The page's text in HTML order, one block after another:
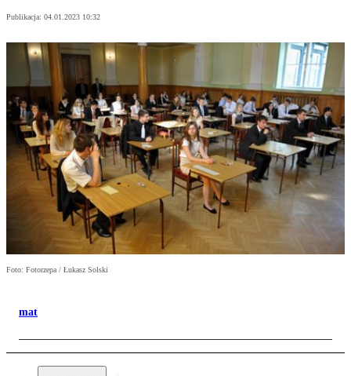
Publikacja: 04.01.2023 10:32
Foto: Fotorzepa / Łukasz Solski
mat